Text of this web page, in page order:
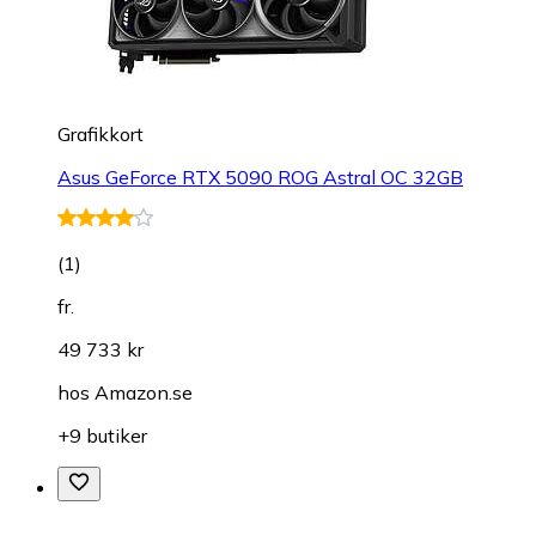
Grafikkort
Asus GeForce RTX 5090 ROG Astral OC 32GB
(1)
fr.
49 733 kr
hos Amazon.se
+9 butiker